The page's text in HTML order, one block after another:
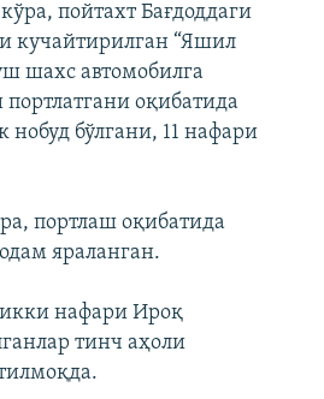
пойтахт Бағдоддаги
кучайтирилган “Яшил
шахс автомобилга
оқибатида
бўлгани, 11 нафари
портлаш оқибатида
яраланган.
икки нафари Ироқ
тинч аҳоли